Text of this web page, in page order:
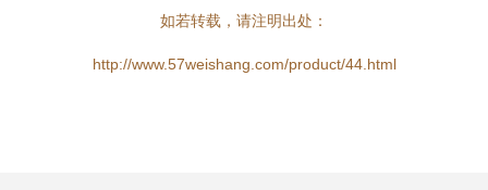
如若转载，请注明出处：
http://www.57weishang.com/product/44.html